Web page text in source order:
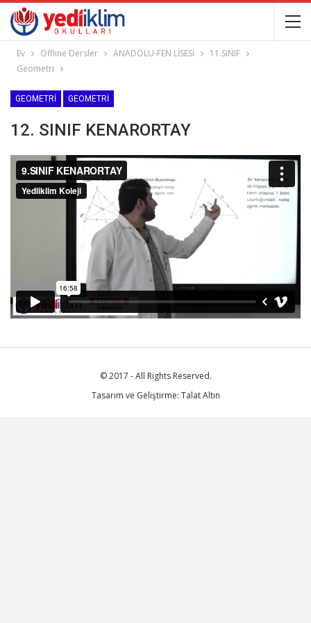
Ev Offline Dersler ANADOLU-FEN LİSESİ
11.SINIF
Geometri
GEOMETRI GEOMETRI
12. SINIF KENARORTAY
© 2017 - All Rights Reserved.
Tasarım ve Geliştirme: Talat Altın